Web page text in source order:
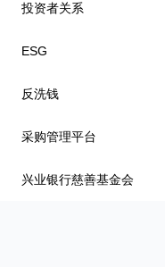
投资者关系
ESG
反洗钱
采购管理平台
兴业银行慈善基金会